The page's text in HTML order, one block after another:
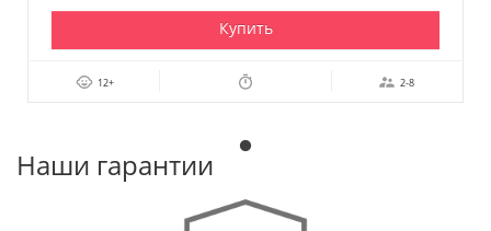
Купить
12+ 2-8
Наши гарантии